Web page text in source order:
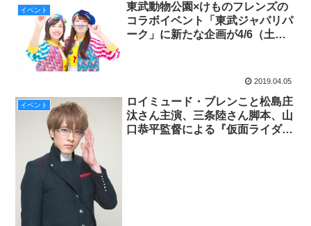
イベント
東武動物公園×けものフレンズの
コラボイベント「東武ジャパリパ
ーク」に新たな企画が4/6（土）
2019.04.05
イベント
ロイミュード・ブレンこと松島庄
汰さん主演、三条陸さん脚本、山
口恭平監督による『仮面ライダー